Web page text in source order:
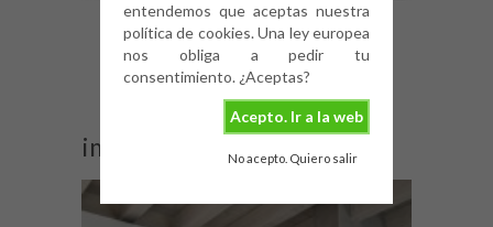
entendemos que aceptas nuestra
política de cookies. Una ley europea
nos obliga a pedir tu
consentimiento. ¿Aceptas?
Acepto. Ir a la web
No acepto. Quiero salir
image